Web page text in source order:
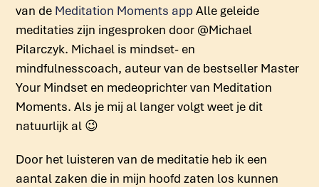
van de Meditation Moments appAlle geleide
meditaties zijn ingesproken door @Michael
Pilarczyk. Michael is mindset- en
mindfulnesscoach, auteur van de bestseller Master
Your Mindset en medeoprichter van Meditation
Moments. Als je mij al langer volgt weet je dit
natuurlijk al 😉
Door het luisteren van de meditatie heb ik een
aantal zaken die in mijn hoofd zaten los kunnen